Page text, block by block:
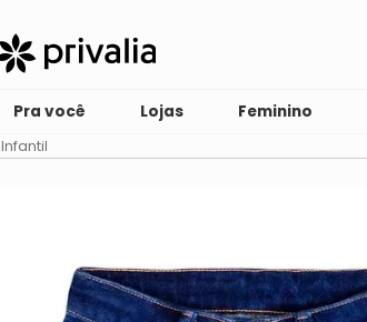
Pra você Lojas Feminino
Infantil